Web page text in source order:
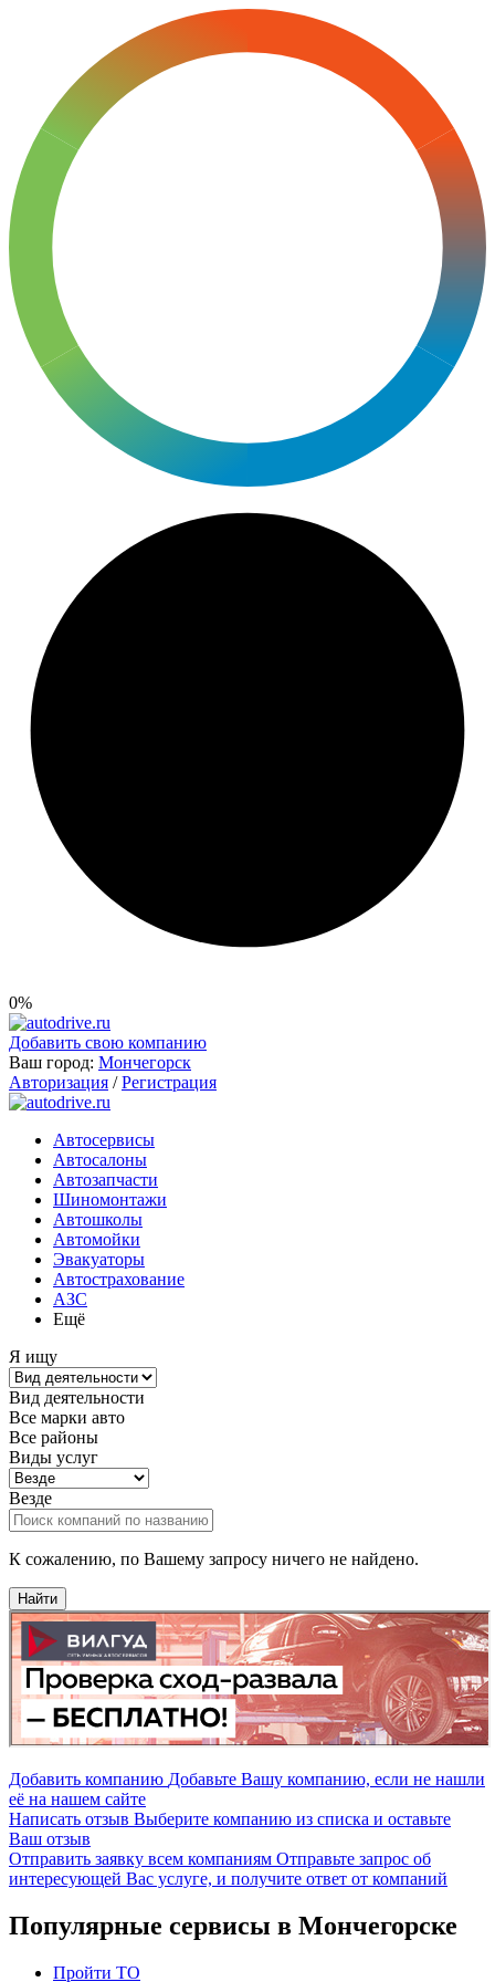
0%
Добавить свою компанию
Ваш город: Мончегорск
Авторизация / Регистрация
Автосервисы
Автосалоны
Автозапчасти
Шиномонтажи
Автошколы
Автомойки
Эвакуаторы
Автострахование
АЗС
Ещё
Я ищу
Вид деятельности
Все марки авто
Все районы
Виды услуг
Везде
К сожалению, по Вашему запросу ничего не найдено.
Найти
Добавить компанию Добавьте Вашу компанию, если не нашли
её на нашем сайте
Написать отзыв Выберите компанию из списка и оставьте
Ваш отзыв
Отправить заявку всем компаниям Отправьте запрос об
интересующей Вас услуге, и получите ответ от компаний
Популярные сервисы в Мончегорске
Пройти ТО